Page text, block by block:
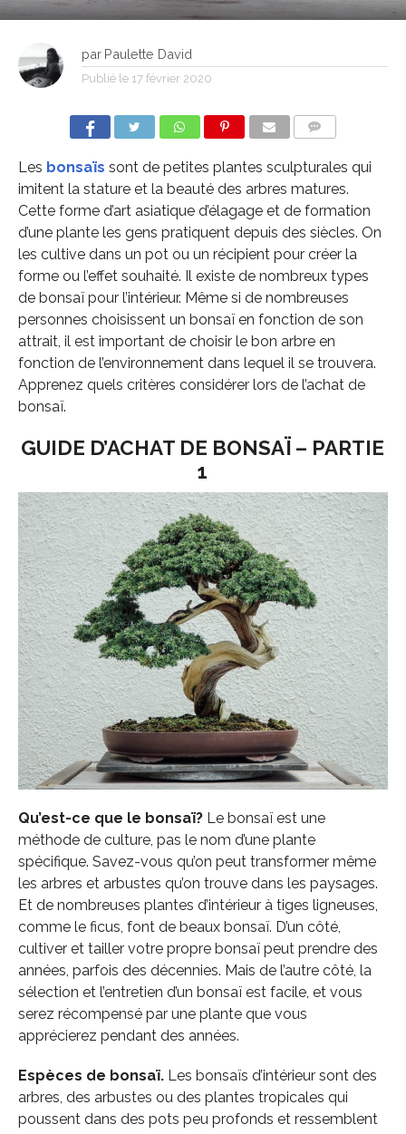
par Paulette David
Publié le 17 février 2020
Les bonsaïs sont de petites plantes sculpturales qui
imitent la stature et la beauté des arbres matures.
Cette forme d’art asiatique d’élagage et de formation
d’une plante les gens pratiquent depuis des siècles. On
les cultive dans un pot ou un récipient pour créer la
forme ou l’effet souhaité. Il existe de nombreux types
de bonsaï pour l’intérieur. Même si de nombreuses
personnes choisissent un bonsaï en fonction de son
attrait, il est important de choisir le bon arbre en
fonction de l’environnement dans lequel il se trouvera.
Apprenez quels critères considérer lors de l’achat de
bonsaï.
GUIDE D’ACHAT DE BONSAÏ – PARTIE
1
Qu’est-ce que le bonsaï?Le bonsaï est une
méthode de culture, pas le nom d’une plante
spécifique. Savez-vous qu’on peut transformer même
les arbres et arbustes qu’on trouve dans les paysages.
Et de nombreuses plantes d’intérieur à tiges ligneuses,
comme le ficus, font de beaux bonsaï. D’un côté,
cultiver et tailler votre propre bonsaï peut prendre des
années, parfois des décennies. Mais de l’autre côté, la
sélection et l’entretien d’un bonsaï est facile, et vous
serez récompensé par une plante que vous
apprécierez pendant des années.
Espèces de bonsaï.Les bonsaïs d’intérieur sont des
arbres, des arbustes ou des plantes tropicales qui
poussent dans des pots peu profonds et ressemblent